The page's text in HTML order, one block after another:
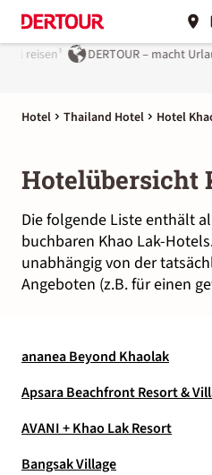
reisen¹ DERTOUR – macht Urlaub
Hotel Thailand Hotel Hotel
Hotelübersicht
Die folgende Liste enthält
buchbaren Khao Lak-
unabhängig von der
Angeboten (z.B. für einen
ananea Beyond Khaolak
Apsara Beachfront Resort &
AVANI + Khao Lak Resort
Bangsak Village